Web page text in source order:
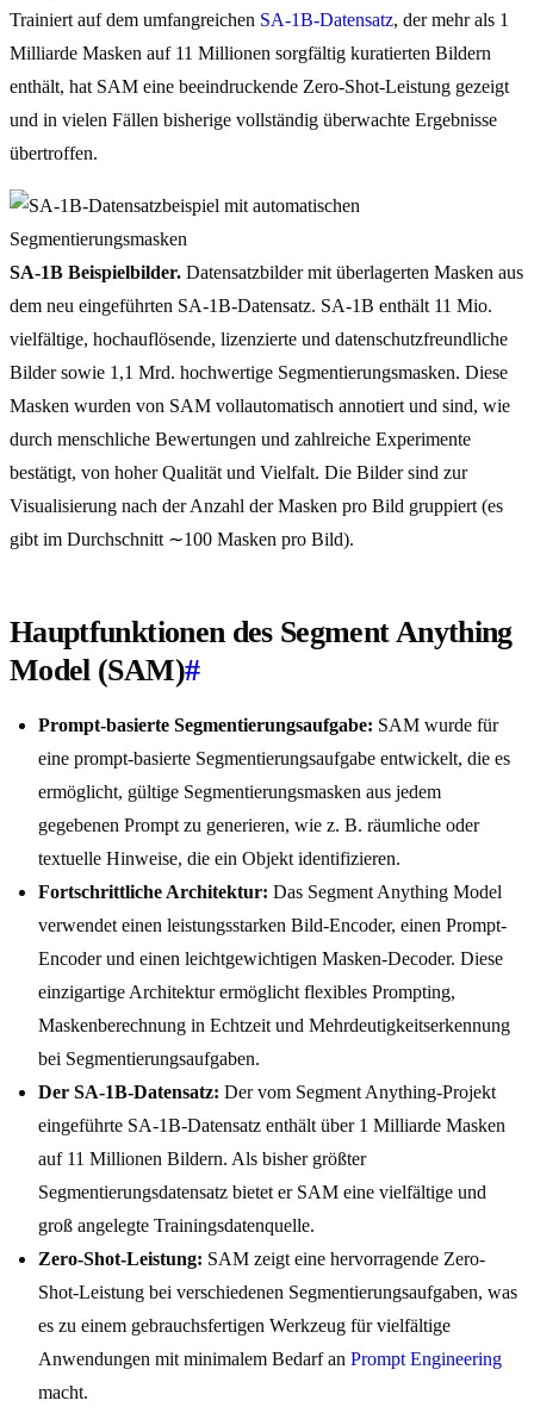
Trainiert auf dem umfangreichen SA-1B-Datensatz, der mehr als 1
Milliarde Masken auf 11 Millionen sorgfältig kuratierten Bildern
enthält, hat SAM eine beeindruckende Zero-Shot-Leistung gezeigt
und in vielen Fällen bisherige vollständig überwachte Ergebnisse
übertroffen.
SA-1B Beispielbilder. Datensatzbilder mit überlagerten Masken aus
dem neu eingeführten SA-1B-Datensatz. SA-1B enthält 11 Mio.
vielfältige, hochauflösende, lizenzierte und datenschutzfreundliche
Bilder sowie 1,1 Mrd. hochwertige Segmentierungsmasken. Diese
Masken wurden von SAM vollautomatisch annotiert und sind, wie
durch menschliche Bewertungen und zahlreiche Experimente
bestätigt, von hoher Qualität und Vielfalt. Die Bilder sind zur
Visualisierung nach der Anzahl der Masken pro Bild gruppiert (es
gibt im Durchschnitt ∼100 Masken pro Bild).
Hauptfunktionen des Segment Anything
Model (SAM)#
Prompt-basierte Segmentierungsaufgabe: SAM wurde für
eine prompt-basierte Segmentierungsaufgabe entwickelt, die es
ermöglicht, gültige Segmentierungsmasken aus jedem
gegebenen Prompt zu generieren, wie z. B. räumliche oder
textuelle Hinweise, die ein Objekt identifizieren.
Fortschrittliche Architektur: Das Segment Anything Model
verwendet einen leistungsstarken Bild-Encoder, einen Prompt-
Encoder und einen leichtgewichtigen Masken-Decoder. Diese
einzigartige Architektur ermöglicht flexibles Prompting,
Maskenberechnung in Echtzeit und Mehrdeutigkeitserkennung
bei Segmentierungsaufgaben.
Der SA-1B-Datensatz: Der vom Segment Anything-Projekt
eingeführte SA-1B-Datensatz enthält über 1 Milliarde Masken
auf 11 Millionen Bildern. Als bisher größter
Segmentierungsdatensatz bietet er SAM eine vielfältige und
groß angelegte Trainingsdatenquelle.
Zero-Shot-Leistung: SAM zeigt eine hervorragende Zero-
Shot-Leistung bei verschiedenen Segmentierungsaufgaben, was
es zu einem gebrauchsfertigen Werkzeug für vielfältige
Anwendungen mit minimalem Bedarf an Prompt Engineering
macht.